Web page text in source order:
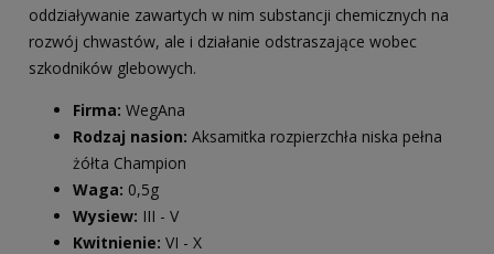
oddziaływanie zawartych w nim substancji chemicznych na
rozwój chwastów, ale i działanie odstraszające wobec
szkodników glebowych.
Firma: WegAna
Rodzaj nasion: Aksamitka rozpierzchła niska pełna
żółta Champion
Waga: 0,5g
Wysiew: III - V
Kwitnienie: VI - X